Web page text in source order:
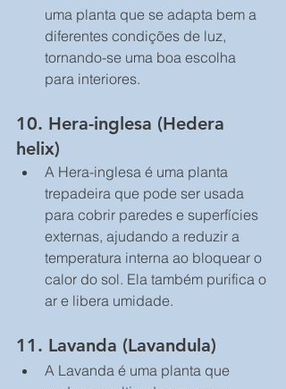
uma planta que se adapta bem a
diferentes condições de luz,
tornando-se uma boa escolha
para interiores.
10. Hera-inglesa (Hedera
helix)
A Hera-inglesa é uma planta
trepadeira que pode ser usada
para cobrir paredes e superfícies
externas, ajudando a reduzir a
temperatura interna ao bloquear o
calor do sol. Ela também purifica o
ar e libera umidade.
11. Lavanda (Lavandula)
A Lavanda é uma planta que